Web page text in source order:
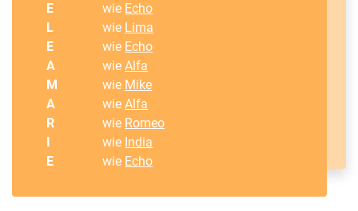
E wie Echo
L
wie Lima
E
wie Echo
A
wieAlfa
M
wie Mike
A
wieAlfa
R
wie Romeo
wie India
E
wie Echo